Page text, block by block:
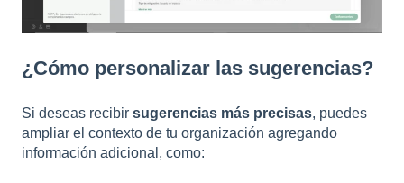
¿Cómo personalizar las sugerencias?
Si deseas recibir sugerencias más precisas, puedes
ampliar el contexto de tu organización agregando
información adicional, como: